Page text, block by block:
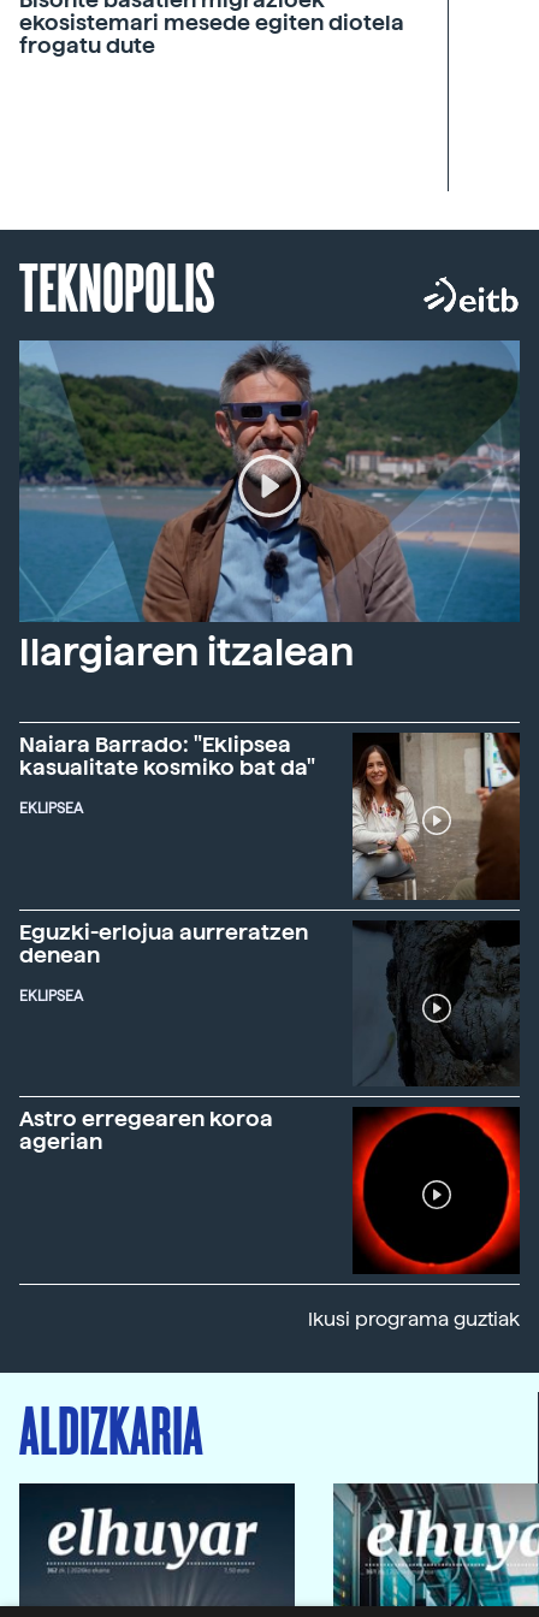
ekosistemari mesede egiten diotela
frogatu dute
TEKNOPOLIS
Ilargiaren itzalean
Naiara Barrado: "Eklipsea
kasualitate kosmiko bat da"
EKLIPSEA
Eguzki-erlojua aurreratzen
denean
EKLIPSEA
Astro erregearen koroa
agerian
Ikusi programa guztiak
ALDIZKARIA